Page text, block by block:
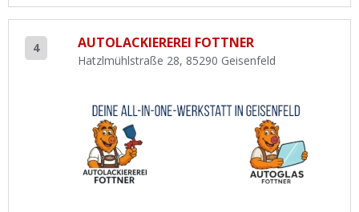
4 AUTOLACKIEREREI FOTTNER
Hatzlmühlstraße 28, 85290 Geisenfeld